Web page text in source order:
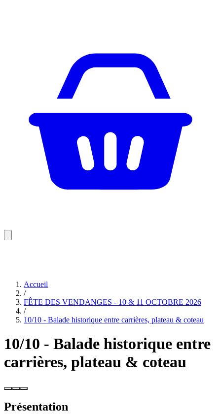
Accueil
/
FÊTE DES VENDANGES - 10 & 11 OCTOBRE 2026
/
10/10 - Balade historique entre carrières, plateau & coteau
10/10 - Balade historique entre
carrières, plateau & coteau
Présentation